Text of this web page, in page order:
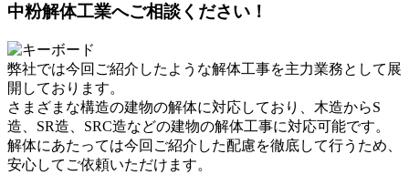
中粉解体工業へご相談ください！
弊社では今回ご紹介したような解体工事を主力業務として展
開しております。
さまざまな構造の建物の解体に対応しており、木造からS
造、SR造、SRC造などの建物の解体工事に対応可能です。
解体にあたっては今回ご紹介した配慮を徹底して行うため、
安心してご依頼いただけます。